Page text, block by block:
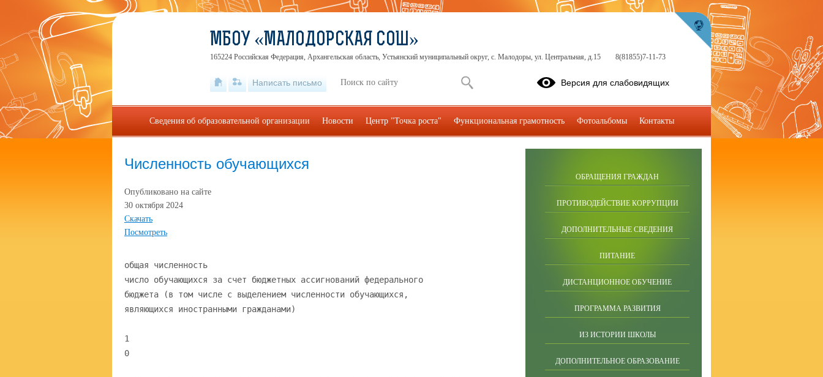
Численность обучающихся
Опубликовано на сайте
30 октября 2024
Скачать
Посмотреть
общая численность
число обучающихся за счет бюджетных ассигнований федерального
бюджета (в том числе с выделением численности обучающихся,
являющихся иностранными гражданами)
1
0
ОБРАЩЕНИЯ ГРАЖДАН
ПРОТИВОДЕЙСТВИЕ КОРРУПЦИИ
ДОПОЛНИТЕЛЬНЫЕ СВЕДЕНИЯ
ПИТАНИЕ
ДИСТАНЦИОННОЕ ОБУЧЕНИЕ
ПРОГРАММА РАЗВИТИЯ
ИЗ ИСТОРИИ ШКОЛЫ
ДОПОЛНИТЕЛЬНОЕ ОБРАЗОВАНИЕ
МБОУ «МАЛОДОРСКАЯ СОШ»
165224 Российская Федерация, Архангельская область, Устьянский муниципальный округ, с. Малодоры, ул. Центральная, д.15 8(81855)7-11-73
Написать письмо Версия для слабовидящих
Сведения об образовательной организации Новости Центр "Точка роста" Функциональная грамотность Фотоальбомы Контакты